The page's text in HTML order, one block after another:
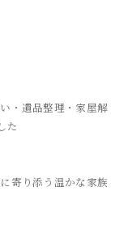
・遺品整理・家屋解
た
寄り添う温かな家族